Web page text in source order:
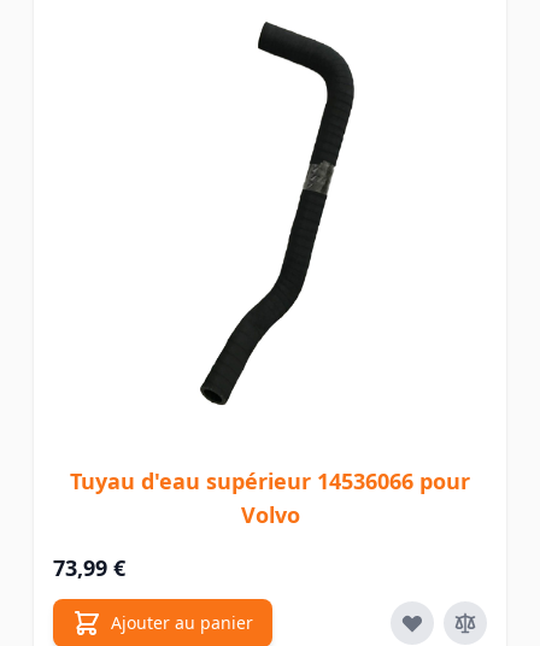
Tuyau d'eau supérieur 14536066 pour
Volvo
73,99 €
Ajouter au panier